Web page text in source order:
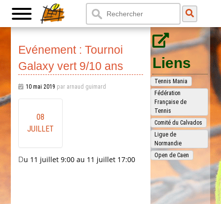
Evénement : Tournoi
Galaxy vert 9/10 ans
10 mai 2019 par arnaud guimard
08
JUILLET
Du 11 juillet 9:00 au 11 juillet 17:00
Liens
Tennis Mania
Fédération
Française de
Tennis
Comité du Calvados
Ligue de
Normandie
Open de Caen